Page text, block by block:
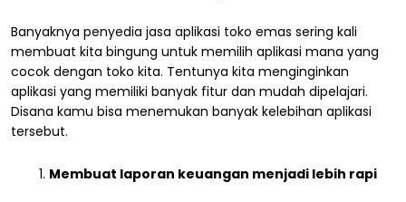
Banyaknya penyedia jasa aplikasi toko emas sering kali
membuat kita bingung untuk memilih aplikasi mana yang
cocok dengan toko kita. Tentunya kita menginginkan
aplikasi yang memiliki banyak fitur dan mudah dipelajari.
Disana kamu bisa menemukan banyak kelebihan aplikasi
tersebut.
Membuat laporan keuangan menjadi lebih rapi